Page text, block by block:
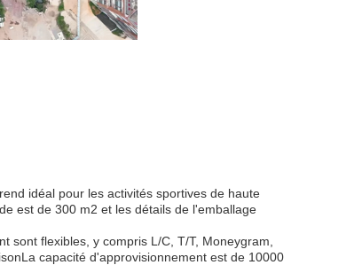
idéal pour les activités sportives de haute
est de 300 m2 et les détails de l'emballage
sont flexibles, y compris L/C, T/T, Moneygram,
capacité d'approvisionnement est de 10000